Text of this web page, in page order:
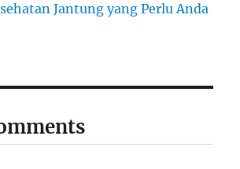
Jantung yang Perlu Anda